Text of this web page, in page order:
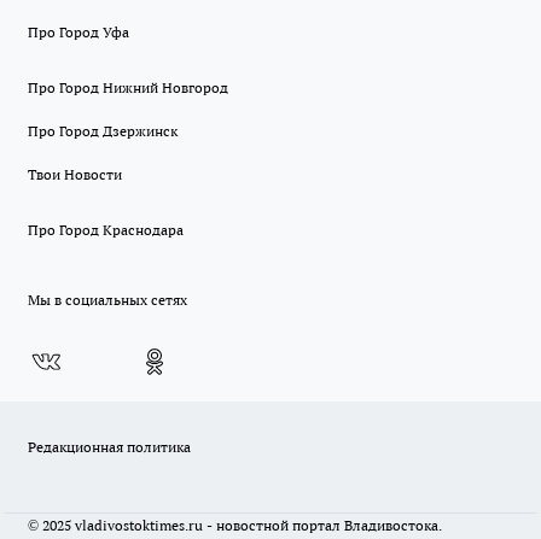
Про Город Уфа
Про Город Нижний Новгород
Про Город Дзержинск
Твои Новости
Про Город Краснодара
Мы в социальных сетях
Редакционная политика
© 2025 vladivostoktimes.ru - новостной портал Владивостока.